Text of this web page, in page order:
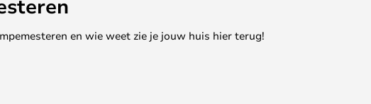
en wie weet zie je jouw huis hier terug!